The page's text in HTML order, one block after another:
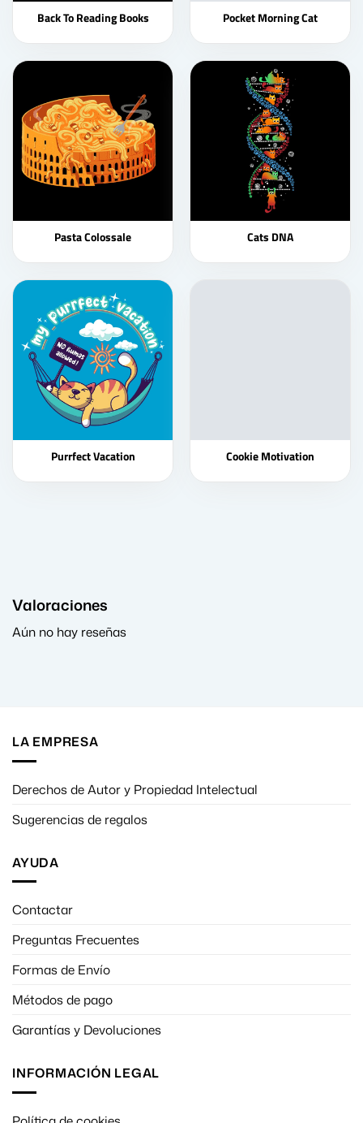
Back To Reading Books Pocket Morning Cat
Pasta Colossale Cats DNA
Purrfect Vacation Cookie Motivation
Valoraciones
Aún no hay reseñas
LA EMPRESA
Derechos de Autor y Propiedad Intelectual
Sugerencias de regalos
AYUDA
Contactar
Preguntas Frecuentes
Formas de Envío
Métodos de pago
Garantías y Devoluciones
INFORMACIÓN LEGAL